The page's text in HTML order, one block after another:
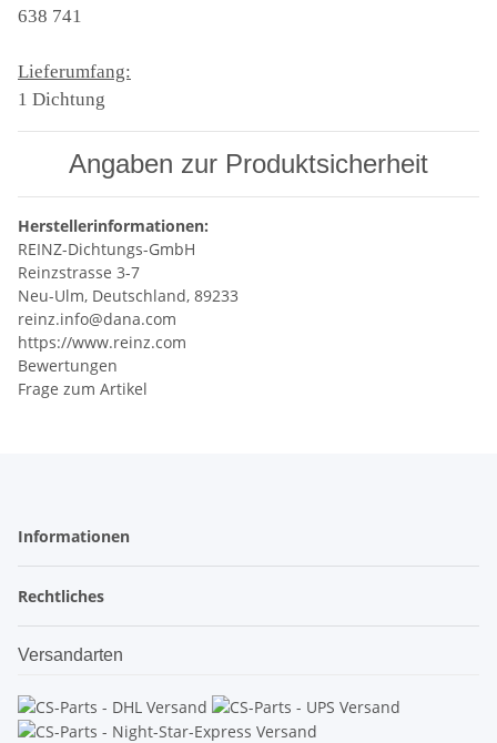
638 741
Lieferumfang:
1 Dichtung
Angaben zur Produktsicherheit
Herstellerinformationen:
REINZ-Dichtungs-GmbH
Reinzstrasse 3-7
Neu-Ulm, Deutschland, 89233
reinz.info@dana.com
https://www.reinz.com
Bewertungen
Frage zum Artikel
Informationen
Rechtliches
Versandarten